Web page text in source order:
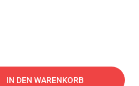
IN DEN WARENKORB